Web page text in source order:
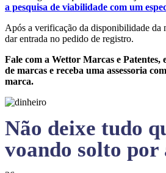
a pesquisa de viabilidade com um
Após a verificação da disponibilidade da
dar entrada no pedido de registro.
Fale com a Wettor Marcas e Patentes,
de marcas e receba uma assessoria
marca.
Não deixe tudo
voando solto por